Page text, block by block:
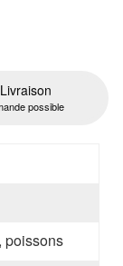
Livraison
possible
poissons